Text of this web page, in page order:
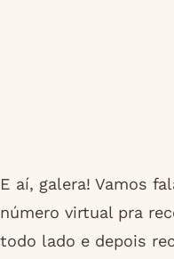
E aí, galera! Vamos
número virtual pra
todo lado e depois